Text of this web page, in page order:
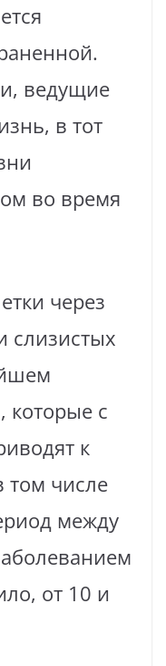
ведущие
в тот
во время
через
слизистых
которые с
к
том числе
между
от 10 и